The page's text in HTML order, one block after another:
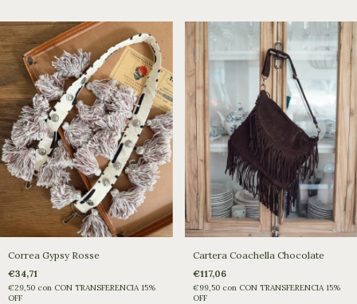
Correa Gypsy Rosse
€34,71
€29,50 con CON TRANSFERENCIA 15%
OFF
Cartera Coachella Chocolate
€117,06
€99,50 con CON TRANSFERENCIA 15%
OFF